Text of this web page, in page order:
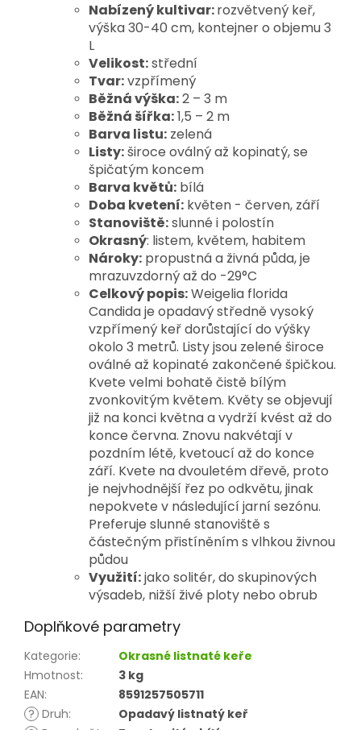
Nabízený kultivar:rozvětvený keř,
výška 30-40 cm, kontejner o objemu 3
L
Velikost:střední
Tvar:vzpřímený
Běžná výška:2 – 3 m
Běžná šířka:1,5 – 2 m
Barva listu: zelená
Listy:široce oválný až kopinatý, se
špičatým koncem
Barva květů: bílá
Doba kvetení: květen - červen, září
Stanoviště:slunné i polostín
Okrasný: listem, květem, habitem
Nároky: propustná a živná půda, je
mrazuvzdorný až do -29°C
Celkový popis:Weigelia florida
Candida je opadavý středně vysoký
vzpřímený keř dorůstající do výšky
okolo 3 metrů. Listy jsou zelené široce
oválné až kopinaté zakončené špičkou.
Kvete velmi bohatě čistě bílým
zvonkovitým květem. Květy se objevují
již na konci května a vydrží kvést až do
konce června. Znovu nakvétají v
pozdním létě, kvetoucí až do konce
září. Kvete na dvouletém dřevě, proto
je nejvhodnější řez po odkvětu, jinak
nepokvete v následující jarní sezónu.
Preferuje slunné stanoviště s
částečným přistíněním s vlhkou živnou
půdou
Využití:jako solitér, do skupinových
výsadeb, nižší živé ploty nebo obrub
Doplňkové parametry
Kategorie:
Okrasné listnaté keře
Hmotnost:
3 kg
EAN:
8591257505711
? Druh:
Opadavý listnatý keř